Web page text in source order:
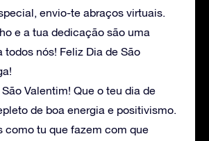
envio-te abraços virtuais.
e a tua dedicação são uma
todos nós! Feliz Dia de São
Valentim! Que o teu dia de
de boa energia e positivismo.
como tu que fazem com que